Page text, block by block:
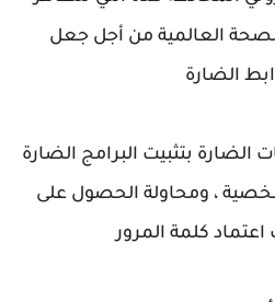
العالمية من أجل جعل
الضارة
الضارة بتثبيت البرامج الضارة
، ومحاولة الحصول على
كلمة المرور